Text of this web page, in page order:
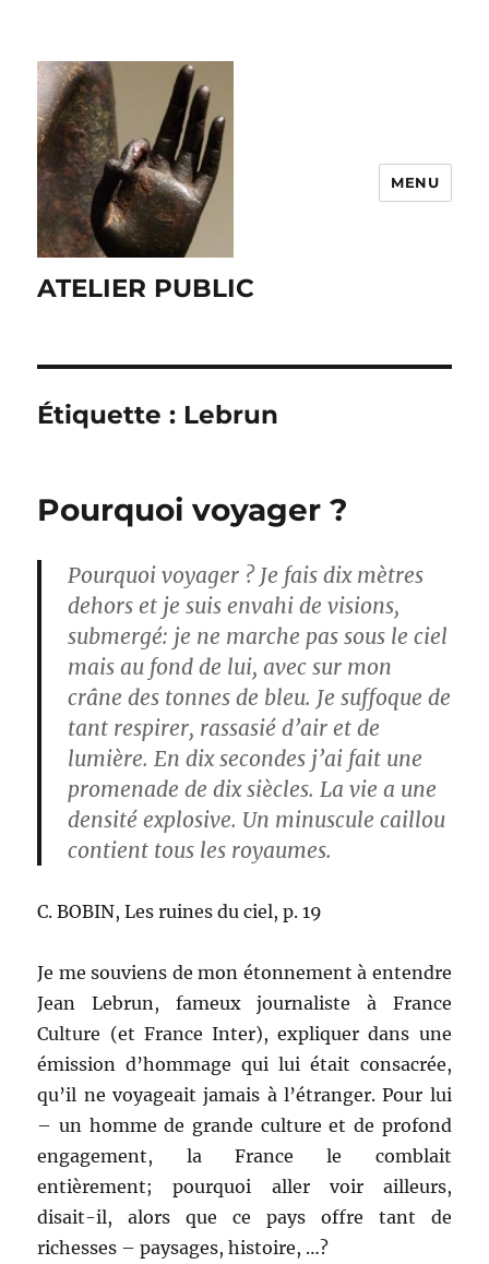
ATELIER PUBLIC
MENU
Étiquette : Lebrun
Pourquoi voyager ?
Pourquoi voyager ? Je fais dix mètres
dehors et je suis envahi de visions,
submergé: je ne marche pas sous le ciel
mais au fond de lui, avec sur mon
crâne des tonnes de bleu. Je suffoque de
tant respirer, rassasié d’air et de
lumière. En dix secondes j’ai fait une
promenade de dix siècles. La vie a une
densité explosive. Un minuscule caillou
contient tous les royaumes.
C. BOBIN, Les ruines du ciel, p. 19
Je me souviens de mon étonnement à entendre
Jean Lebrun, fameux journaliste à France
Culture (et France Inter), expliquer dans une
émission d’hommage qui lui était consacrée,
qu’il ne voyageait jamais à l’étranger. Pour lui
– un homme de grande culture et de profond
engagement, la France le comblait
entièrement; pourquoi aller voir ailleurs,
disait-il, alors que ce pays offre tant de
richesses – paysages, histoire, …?